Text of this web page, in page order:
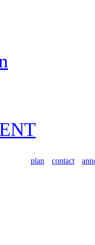
plan contact